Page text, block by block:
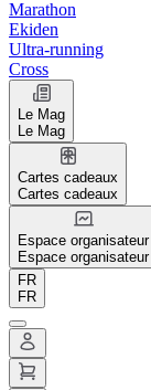
Marathon
Ekiden
Ultra-running
Cross
Le Mag
Le Mag
Cartes cadeaux
Cartes cadeaux
Espace organisateur
Espace organisateur
FR
FR